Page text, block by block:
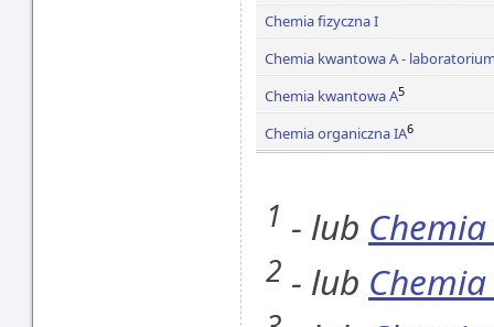
Chemia fizyczna I
Chemia kwantowa A -
Chemia kwantowa A5
Chemia organiczna IA6
1 - lub
2 - lub